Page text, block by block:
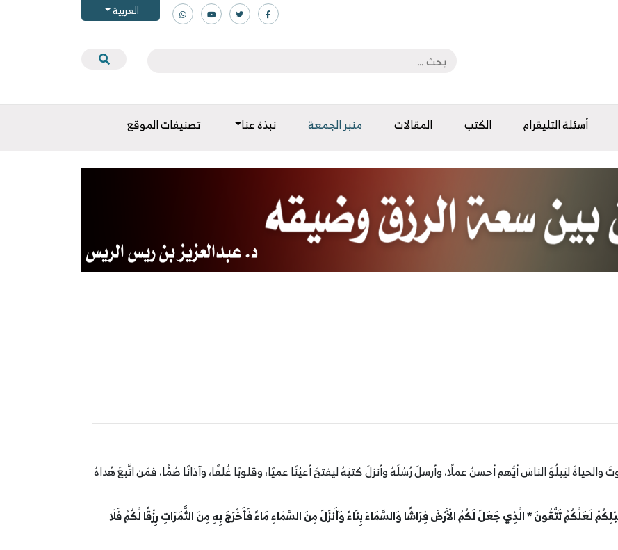
العربية
أسئلة التليقرام الكتب المقالات منبر الجمعة نبذة عنا تصنيفات الموقع
والحياةَ ليَبلُوَ الناسَ أيُّهم أحسنُ عملًا، وأرسلَ رُسُلَهُ وأنزلَ كتبَهُ ليفتحَ أعيُنًا عميًا، وقلوبًا غُلفًا، وآذانًا صُمًّا، فمَن اتَّبعَ هُداهُ
لَعَلَّكُمْ تَتَّقُونَ * الَّذِي جَعَلَ لَكُمُ الْأَرْضَ فِرَاشًا وَالسَّمَاءَ بِنَاءً وَأَنزَلَ مِنَ السَّمَاءِ مَاءً فَأَخْرَجَ بِهِ مِنَ الثَّمَرَاتِ رِزْقًا لَّكُمْ فَلَا